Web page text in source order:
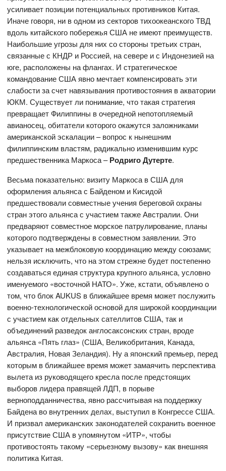
усиливает позиции потенциальных противников Китая.
Иначе говоря, ни в одном из секторов тихоокеанского ТВД
вдоль китайского побережья США не имеют преимуществ.
Наибольшие угрозы для них со стороны третьих стран,
связанные с КНДР и Россией, на севере и с Индонезией на
юге, расположены на флангах. И стратегическое
командование США явно мечтает компенсировать эти
слабости за счет навязывания противостояния в акватории
ЮКМ. Существует ли понимание, что такая стратегия
превращает Филиппины в очередной непотопляемый
авианосец, обитатели которого окажутся заложниками
американской эскалации – вопрос к нынешним
филиппинским властям, радикально изменившим курс
предшественника Маркоса –Родриго Дутерте.
Весьма показательно: визиту Маркоса в США для
оформления альянса с Байденом и Кисидой
предшествовали совместные учения береговой охраны
стран этого альянса с участием также Австралии. Они
предваряют совместное морское патрулирование, планы
которого подтверждены в совместном заявлении. Это
указывает на межблоковую координацию между союзами;
нельзя исключить, что на этом стрежне будет постепенно
создаваться единая структура крупного альянса, условно
именуемого «восточной НАТО». Уже, кстати, объявлено о
том, что блок AUKUS в ближайшее время может послужить
военно-технологической основой для широкой координации
с участием как отдельных сателлитов США, так и
объединений разведок англосаксонских стран, вроде
альянса «Пять глаз» (США, Великобритания, Канада,
Австралия, Новая Зеландия). Ну а японский премьер, перед
которым в ближайшее время может замаячить перспектива
вылета из руководящего кресла после предстоящих
выборов лидера правящей ЛДП, в порыве
верноподданничества, явно рассчитывая на поддержку
Байдена во внутренних делах, выступил в Конгрессе США.
И призвал американских законодателей сохранить военное
присутствие США в упомянутом «ИТР», чтобы
противостоять такому «серьезному вызову» как внешняя
политика Китая.